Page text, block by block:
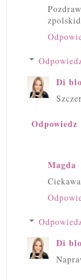
Di
Odpowiedz
Magda
Di